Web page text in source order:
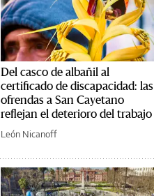
Del casco de albañil al
certificado de discapacidad: las
ofrendas a San Cayetano
reflejan el deterioro del trabajo
León Nicanoff